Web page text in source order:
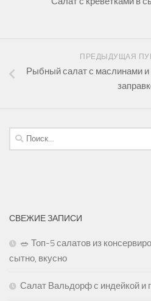
ПРЕДЫДУЩАЯ
Рыбный салат с маслинами
Найти:
СВЕЖИЕ ЗАПИСИ
🥗 Топ-5 салатов из
сытно, вкусно
Салат Вальдорф с индейкой и